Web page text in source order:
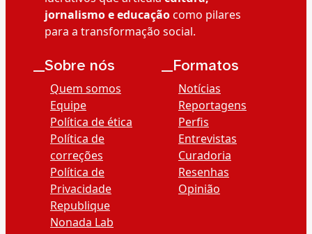
jornalismo e educaçãocomo pilares
para a transformação social.
__Sobre nós
Quem somos
Equipe
Política de ética
Política de
correções
Política de
Privacidade
Republique
Nonada Lab
__Formatos
Notícias
Reportagens
Perfis
Entrevistas
Curadoria
Resenhas
Opinião